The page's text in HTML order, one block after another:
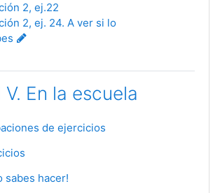
2, ej.22
2, ej. 24. A ver si lo
En la escuela
de ejerciciosГиперссылка
Гиперссылка
sabes hacer!Гиперссылка